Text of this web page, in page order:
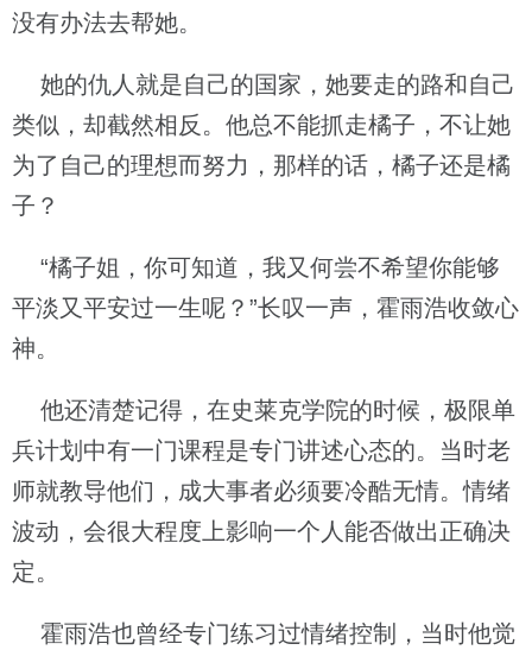
没有办法去帮她。
她的仇人就是自己的国家，她要走的路和自己
类似，却截然相反。他总不能抓走橘子，不让她
为了自己的理想而努力，那样的话，橘子还是橘
子？
“橘子姐，你可知道，我又何尝不希望你能够
平淡又平安过一生呢？”长叹一声，霍雨浩收敛心
神。
他还清楚记得，在史莱克学院的时候，极限单
兵计划中有一门课程是专门讲述心态的。当时老
师就教导他们，成大事者必须要冷酷无情。情绪
波动，会很大程度上影响一个人能否做出正确决
定。
霍雨浩也曾经专门练习过情绪控制，当时他觉